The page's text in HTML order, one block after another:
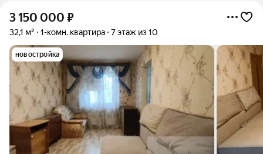
3 150 000 ₽
32,1 м² 1-комн. квартира 7 этаж из 10
новостройка